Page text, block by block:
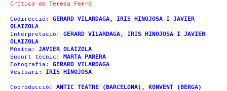
Crítica de Teresa Ferré
Codirecció: GERARD VILARDAGA, IRIS HINOJOSA I JAVIER
OLAIZOLA
Interpretació: GERARD VILARDAGA, IRIS HINOJOSA I JAVIER
OLAIZOLA
Música: JAVIER OLAIZOLA
Suport tècnic: MARTA PARERA
Fotografia: GERARD VILARDAGA
Vestuari:
IRIS HINOJOSA
Coproducció: ANTIC TEATRE (BARCELONA), KONVENT (BERGA)